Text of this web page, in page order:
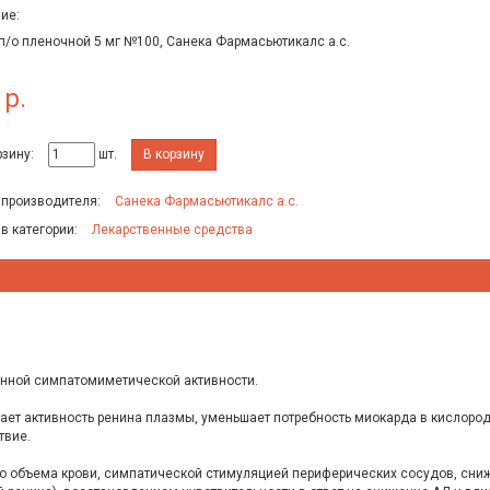
о пленочной 5 мг №100, Санека Фармасьютикалс а.с.
шт. В корзину
Санека Фармасьютикалс а.с.
категории:
Лекарственные средства
симпатомиметической активности.
активность ренина плазмы, уменьшает потребность миокарда в
крови, симпатической стимуляцией периферических сосудов,